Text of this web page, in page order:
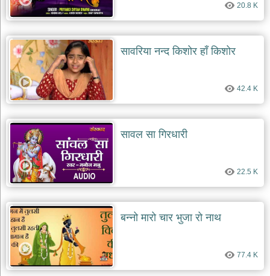
20.8 K
सावरिया नन्द किशोर हाँ किशोर
42.4 K
सावल सा गिरधारी
22.5 K
बन्नो मारो चार भुजा रो नाथ
77.4 K